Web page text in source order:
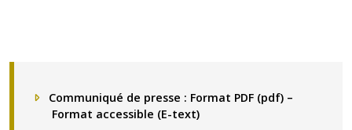
Communiqué de presse : Format PDF (pdf)–
Format accessible (E-text)